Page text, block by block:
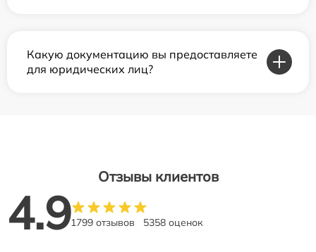
Какую документацию вы предоставляете
для юридических лиц?
Отзывы клиентов
4.91799 отзывов 5358 оценок